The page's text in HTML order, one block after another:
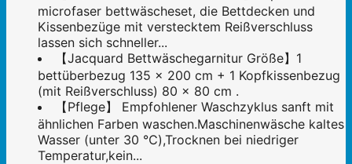
microfaser bettwäscheset, die Bettdecken und
Kissenbezüge mit verstecktem Reißverschluss
lassen sich schneller...
【Jacquard Bettwäschegarnitur Größe】1
bettüberbezug 135 x 200 cm + 1 Kopfkissenbezug
(mit Reißverschluss) 80 x 80 cm .
【Pflege】 Empfohlener Waschzyklus sanft mit
ähnlichen Farben waschen.Maschinenwäsche kaltes
Wasser (unter 30 ℃),Trocknen bei niedriger
Temperatur,kein...